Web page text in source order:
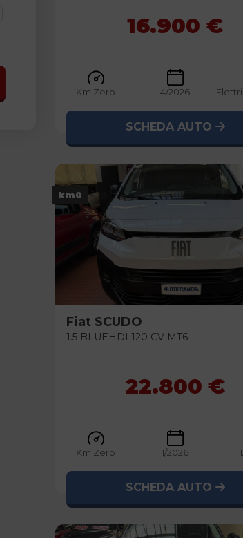
16.900 €
Km Zero 4/2026
SCHEDA AUTO
Fiat SCUDO
1.5 BLUEHDI 120 CV MT6
km0
22.800 €
Km Zero 1/2026
SCHEDA AUTO